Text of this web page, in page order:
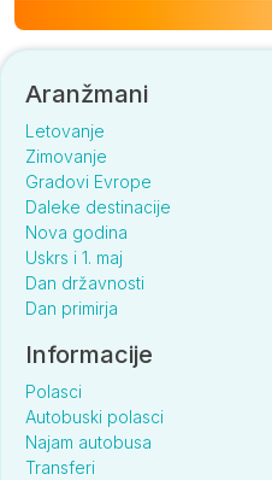
Aranžmani
Letovanje
Zimovanje
Gradovi Evrope
Daleke destinacije
Nova godina
Uskrs i 1. maj
Dan državnosti
Dan primirja
Informacije
Polasci
Autobuski polasci
Najam autobusa
Transferi